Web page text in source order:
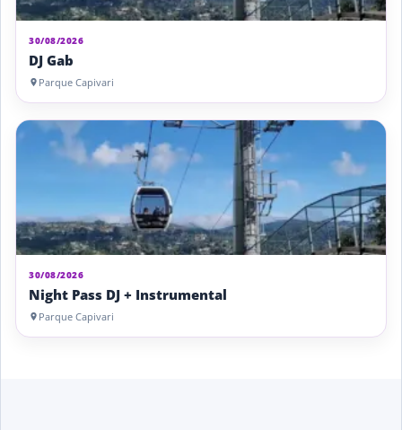
30/08/2026
DJ Gab
Parque Capivari
30/08/2026
Night Pass DJ + Instrumental
Parque Capivari